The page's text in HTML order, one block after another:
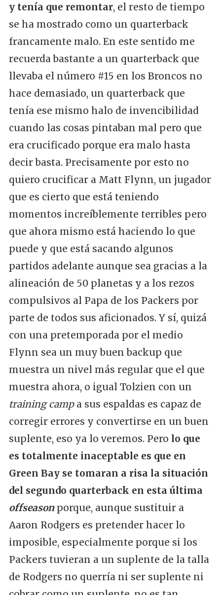
y tenía que remontar, el resto de tiempo
se ha mostrado como un quarterback
francamente malo. En este sentido me
recuerda bastante a un quarterback que
llevaba el número #15 en los Broncos no
hace demasiado, un quarterback que
tenía ese mismo halo de invencibilidad
cuando las cosas pintaban mal pero que
era crucificado porque era malo hasta
decir basta. Precisamente por esto no
quiero crucificar a Matt Flynn, un jugador
que es cierto que está teniendo
momentos increíblemente terribles pero
que ahora mismo está haciendo lo que
puede y que está sacando algunos
partidos adelante aunque sea gracias a la
alineación de 50 planetas y a los rezos
compulsivos al Papa de los Packers por
parte de todos sus aficionados. Y sí, quizá
con una pretemporada por el medio
Flynn sea un muy buen backup que
muestra un nivel más regular que el que
muestra ahora, o igual Tolzien con un
training campa sus espaldas es capaz de
corregir errores y convertirse en un buen
suplente, eso ya lo veremos. Pero lo que
es totalmente inaceptable es que en
Green Bay se tomaran a risa la situación
del segundo quarterback en esta última
offseasonporque, aunque sustituir a
Aaron Rodgers es pretender hacer lo
imposible, especialmente porque si los
Packers tuvieran a un suplente de la talla
de Rodgers no querría ni ser suplente ni